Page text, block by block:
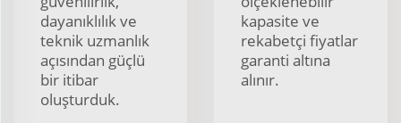
dayanıklılık ve
teknik uzmanlık
açısından güçlü
bir itibar
oluşturduk.
kapasite ve
rekabetçi fiyatlar
garanti altına
alınır.